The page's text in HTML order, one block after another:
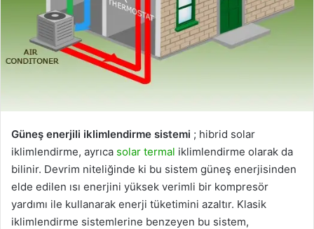
Güneş enerjili iklimlendirme sistemi ; hibrid solar
iklimlendirme, ayrıca solar termal iklimlendirme olarak da
bilinir. Devrim niteliğinde ki bu sistem güneş enerjisinden
elde edilen ısı enerjini yüksek verimli bir kompresör
yardımı ile kullanarak enerji tüketimini azaltır. Klasik
iklimlendirme sistemlerine benzeyen bu sistem,